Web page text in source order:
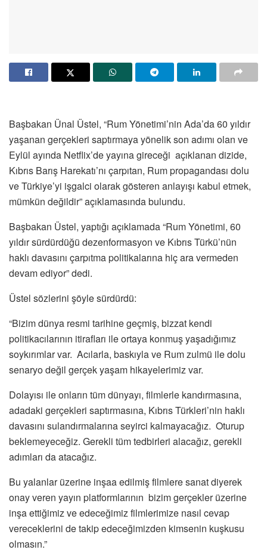
Başbakan Ünal Üstel, “Rum Yönetimi’nin Ada’da 60 yıldır
yaşanan gerçekleri saptırmaya yönelik son adımı olan ve
Eylül ayında Netflix’de yayına gireceği açıklanan dizide,
Kıbrıs Barış Harekatı’nı çarpıtan, Rum propagandası dolu
ve Türkiye’yi işgalci olarak gösteren anlayışı kabul etmek,
mümkün değildir” açıklamasında bulundu.
Başbakan Üstel, yaptığı açıklamada “Rum Yönetimi, 60
yıldır sürdürdüğü dezenformasyon ve Kıbrıs Türkü’nün
haklı davasını çarpıtma politikalarına hiç ara vermeden
devam ediyor” dedi.
Üstel sözlerini şöyle sürdürdü:
“Bizim dünya resmi tarihine geçmiş, bizzat kendi
politikacılarının itirafları ile ortaya konmuş yaşadığımız
soykırımlar var. Acılarla, baskıyla ve Rum zulmü ile dolu
senaryo değil gerçek yaşam hikayelerimiz var.
Dolayısı ile onların tüm dünyayı, filmlerle kandırmasına,
adadaki gerçekleri saptırmasına, Kıbrıs Türkleri’nin haklı
davasını sulandırmalarına seyirci kalmayacağız. Oturup
beklemeyeceğiz. Gerekli tüm tedbirleri alacağız, gerekli
adımları da atacağız.
Bu yalanlar üzerine inşaa edilmiş filmlere sanat diyerek
onay veren yayın platformlarının bizim gerçekler üzerine
inşa ettiğimiz ve edeceğimiz filmlerimize nasıl cevap
vereceklerini de takip edeceğimizden kimsenin kuşkusu
olmasın.”